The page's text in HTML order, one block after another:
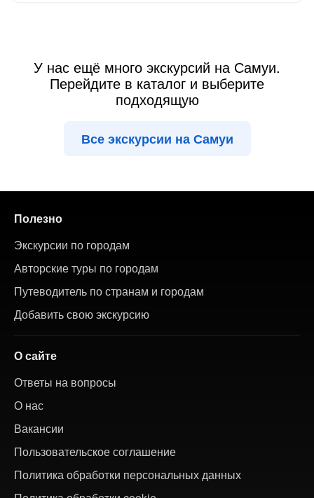
У нас ещё много экскурсий на Самуи.
Перейдите в каталог и выберите
подходящую
Все экскурсии на Самуи
Полезно
Экскурсии по городам
Авторские туры по городам
Путеводитель по странам и городам
Добавить свою экскурсию
О сайте
Ответы на вопросы
О нас
Вакансии
Пользовательское соглашение
Политика обработки персональных данных